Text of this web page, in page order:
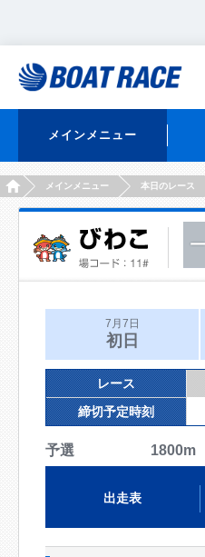
メインメニュー
HOMEメインメニュー 本日のレース
7月7日
初日
レース
締切予定時刻
予選 1800m
出走表